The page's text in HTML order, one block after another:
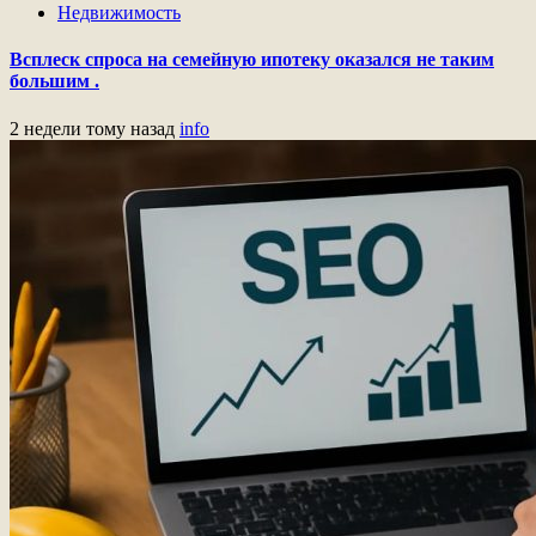
Недвижимость
Всплеск спроса на семейную ипотеку оказался не таким
большим .
2 недели тому назад info